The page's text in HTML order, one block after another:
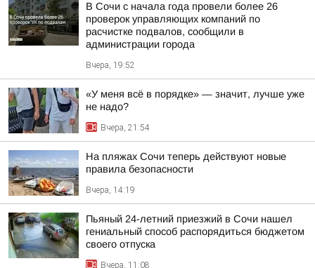
В Сочи с начала года провели более 26
проверок управляющих компаний по
расчистке подвалов, сообщили в
администрации города
Вчера, 19:52
«У меня всё в порядке» — значит, лучше уже
не надо?
Вчера, 21:54
На пляжах Сочи теперь действуют новые
правила безопасности
Вчера, 14:19
Пьяный 24-летний приезжий в Сочи нашел
гениальный способ распорядиться бюджетом
своего отпуска
Вчера, 11:08